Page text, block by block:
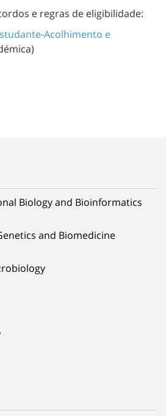
e regras de eligibilidade:
Acolhimento e
Biology and Bioinformatics
and Biomedicine